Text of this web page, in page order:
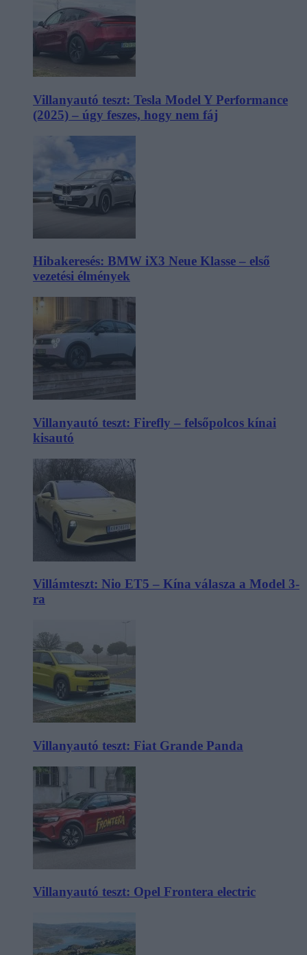
Villanyautó teszt: Tesla Model Y Performance
(2025) – úgy feszes, hogy nem fáj
Hibakeresés: BMW iX3 Neue Klasse – első
vezetési élmények
Villanyautó teszt: Firefly – felsőpolcos kínai
kisautó
Villámteszt: Nio ET5 – Kína válasza a Model 3-
ra
Villanyautó teszt: Fiat Grande Panda
Villanyautó teszt: Opel Frontera electric